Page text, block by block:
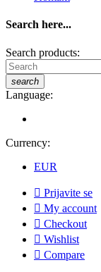
Search here...
Search products:
search
Language:
Currency:
EUR
 Prijavite se
 My account
 Checkout
 Wishlist
 Compare